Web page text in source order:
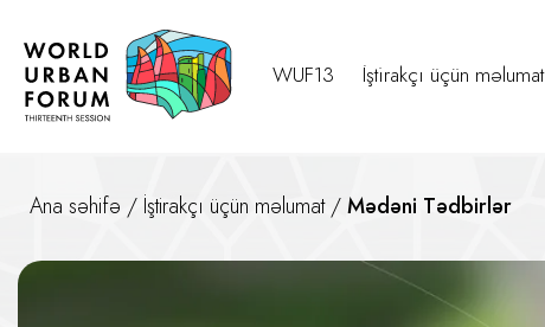
WUF13 İştirakçı üçün məlumat
Ana səhifə / İştirakçı üçün məlumat/Mədəni Tədbirlər